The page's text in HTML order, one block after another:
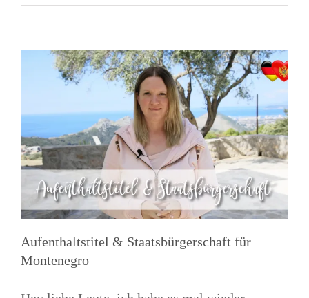
Aufenthaltstitel & Staatsbürgerschaft für
Montenegro